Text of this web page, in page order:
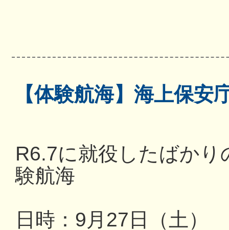
【体験航海】海上保
R6.7に就役したばか
験航海
日時：9月27日（土）